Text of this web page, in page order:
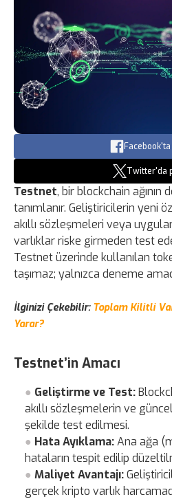
Twitter'da
Testnet, bir blockchain
tanımlanır. Geliştiricilerin yeni
akıllı sözleşmeleri veya
varlıklar riske girmeden test
Testnet üzerinde kullanılan
taşımaz; yalnızca deneme
İlginizi Çekebilir: Toplam Kilitli
Yarar?
Testnet’in Amacı
Geliştirme ve Test:
akıllı sözleşmelerin ve
şekilde test edilmesi.
Hata Ayıklama:Ana ağa
hataların tespit edilip
Maliyet Avantajı:
gerçek kripto varlık